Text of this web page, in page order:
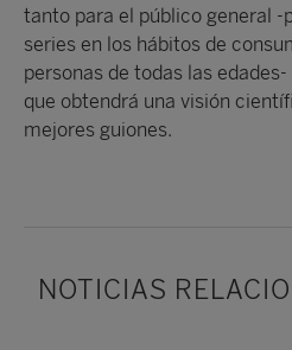
tanto para el público general
series en los hábitos de
personas de todas las
que obtendrá una visión
mejores guiones.
NOTICIAS